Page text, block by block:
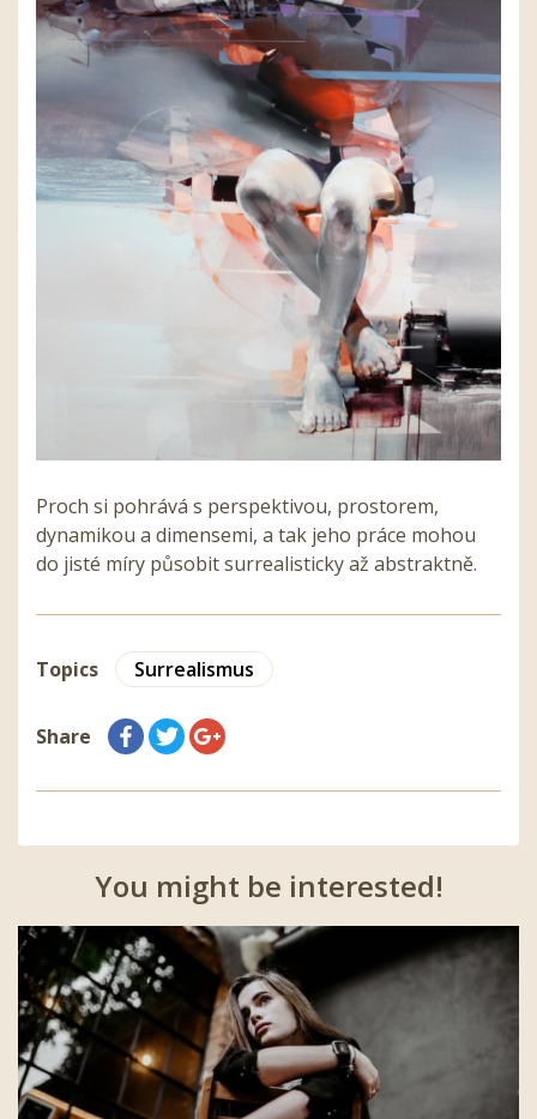
Proch si pohrává s perspektivou, prostorem,
dynamikou a dimensemi, a tak jeho práce mohou
do jisté míry působit surrealisticky až abstraktně.
Topics Surrealismus
Share
You might be interested!